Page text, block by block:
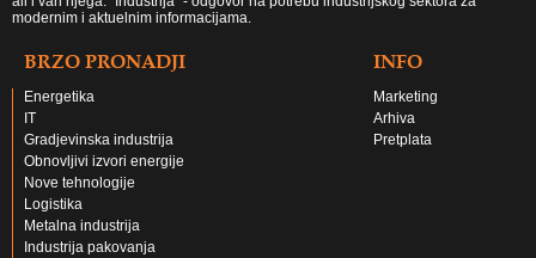
modernim i aktuelnim informacijama.
BRZO PRONADJI
Energetika
IT
Gradjevinska industrija
Obnovljivi izvori energije
Nove tehnologije
Logistika
Metalna industrija
Industrija pakovanja
INFO
Marketing
Arhiva
Pretplata